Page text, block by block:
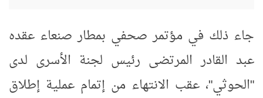
جاء ذلك في مؤتمر صحفي بمطار صنعاء عقده
عبد القادر المرتضى رئيس لجنة الأسرى لدى
"الحوثي"، عقب الانتهاء من إتمام عملية إطلاق